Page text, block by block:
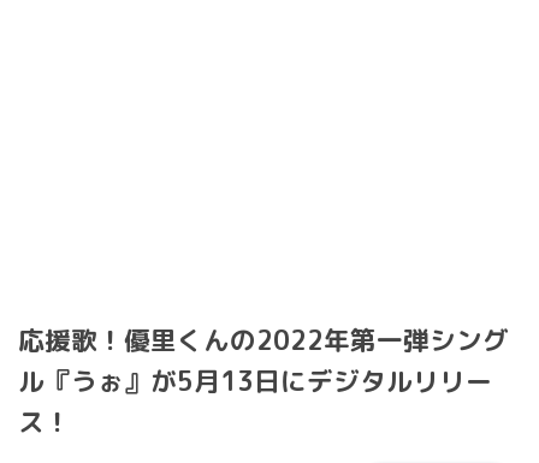
応援歌！優里くんの2022年第一弾シング
ル『うぉ』が5月13日にデジタルリリー
ス！